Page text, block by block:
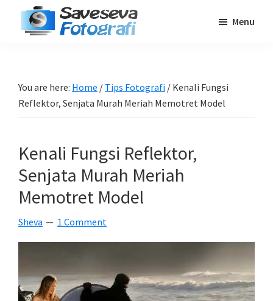
Pemula
-
Tutorial
-
Berita
-
Traveling
Menu
You are here: Home / Tips Fotografi / Kenali Fungsi
Reflektor, Senjata Murah Meriah Memotret Model
Kenali Fungsi Reflektor,
Senjata Murah Meriah
Memotret Model
Sheva 1 Comment